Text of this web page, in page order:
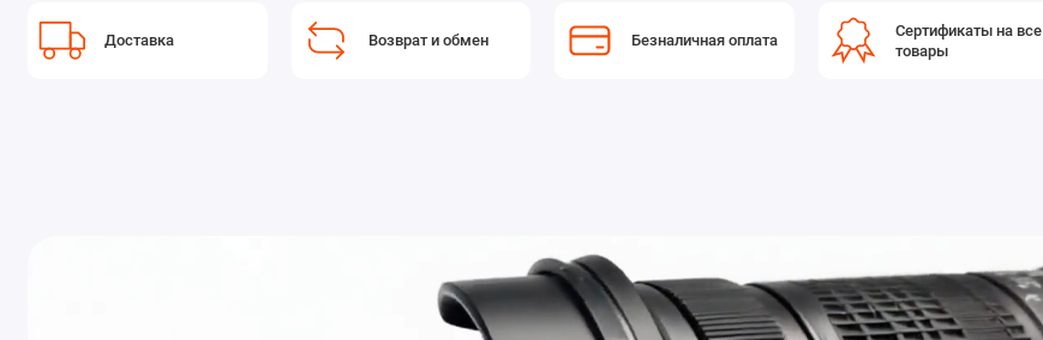
Доставка Возврат и обмен Безналичная оплата
Сертификаты на все
товары